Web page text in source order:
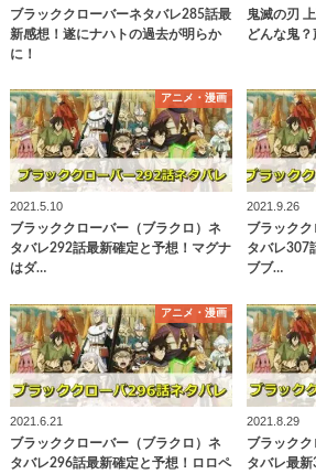
ブラッククローバーネタバレ285話最
新感想！遂にナハトの過去が明らか
に！
鬼滅の刃
どんな鬼？
アニメ・漫画
2021.5.10
ブラッククローバー（ブラクロ）ネ
タバレ292話最新確定と予想！マグナ
はダ…
2021.9.26
ブラック
タバレ307
ブブ…
アニメ・漫画
2021.6.21
ブラッククローバー（ブラクロ）ネ
タバレ296話最新確定と予想！ロロペ
2021.8.29
ブラック
タバレ最